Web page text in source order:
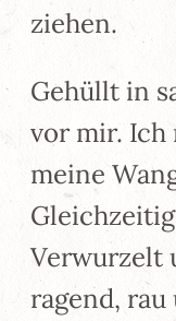
ziehen.
Gehüllt in
vor mir. Ich
meine
Verwurzelt
ragend, rau